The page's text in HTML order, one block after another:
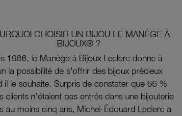
CHOISIR UN BIJOU LE MANÈGE À
BIJOUX® ?
1986, le Manège à Bijoux Leclerc donne à
la possibilité de s'offrir des bijoux précieux
il le souhaite. Surpris de constater que 66 %
clients n’étaient pas entrés dans une bijouterie
au moins cinq ans, Michel-Édouard Leclerc a